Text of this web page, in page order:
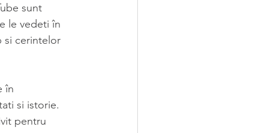
sunt
le vedeti în
si cerintelor
în
si istorie.
pentru